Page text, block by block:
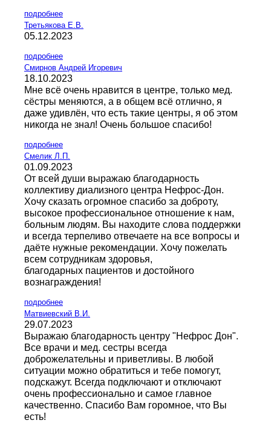
подробнее
Третьякова Е.В.
05.12.2023
подробнее
Смирнов Андрей Игоревич
18.10.2023
Мне всё очень нравится в центре, только мед.
сёстры меняются, а в общем всё отлично, я
даже удивлён, что есть такие центры, я об этом
никогда не знал! Очень большое спасибо!
подробнее
Смелик Л.П.
01.09.2023
От всей души выражаю благодарность
коллективу диализного центра Нефрос-Дон.
Хочу сказать огромное спасибо за доброту,
высокое профессиональное отношение к нам,
больным людям. Вы находите слова поддержки
и всегда терпеливо отвечаете на все вопросы и
даёте нужные рекомендации. Хочу пожелать
всем сотрудникам здоровья,
благодарных пациентов и достойного
вознаграждения!
подробнее
Матвиевский В.И.
29.07.2023
Выражаю благодарность центру "Нефрос Дон".
Все врачи и мед. сестры всегда
доброжелательны и приветливы. В любой
ситуации можно обратиться и тебе помогут,
подскажут. Всегда подключают и отключают
очень профессионально и самое главное
качественно. Спасибо Вам горомное, что Вы
есть!